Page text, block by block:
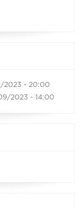
2023 - 20:00
2023 - 14:00